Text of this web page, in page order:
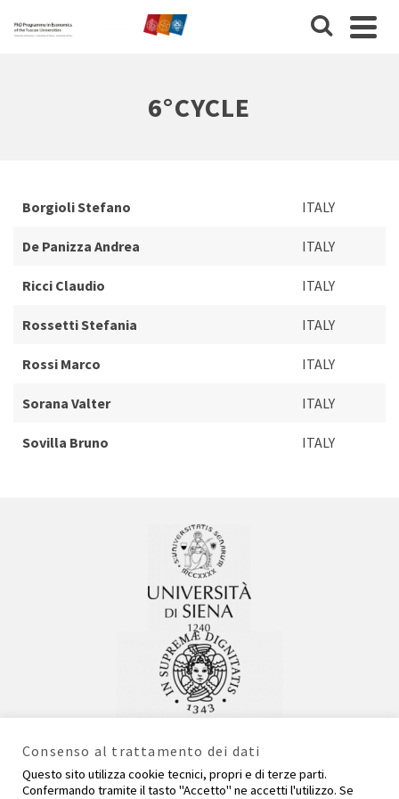
6°CYCLE
Borgioli Stefano ITALY
De Panizza Andrea ITALY
Ricci Claudio ITALY
Rossetti Stefania ITALY
Rossi Marco ITALY
Sorana Valter ITALY
Sovilla Bruno ITALY
Consenso al trattamento dei dati
Questo sito utilizza cookie tecnici, propri e di terze parti.
Confermando tramite il tasto "Accetto" ne accetti l'utilizzo. Se